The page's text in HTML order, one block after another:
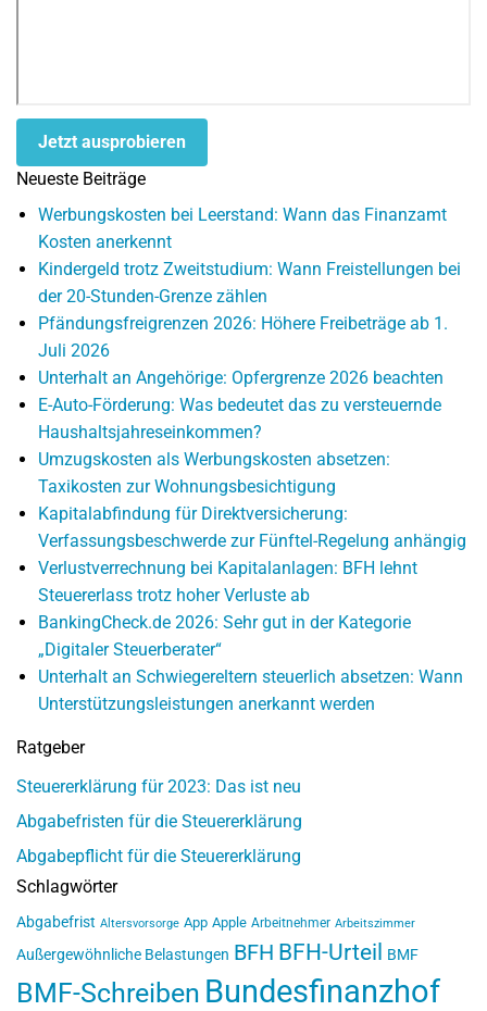
Jetzt ausprobieren
Neueste Beiträge
Werbungskosten bei Leerstand: Wann das Finanzamt
Kosten anerkennt
Kindergeld trotz Zweitstudium: Wann Freistellungen bei
der 20-Stunden-Grenze zählen
Pfändungsfreigrenzen 2026: Höhere Freibeträge ab 1.
Juli 2026
Unterhalt an Angehörige: Opfergrenze 2026 beachten
E-Auto-Förderung: Was bedeutet das zu versteuernde
Haushaltsjahreseinkommen?
Umzugskosten als Werbungskosten absetzen:
Taxikosten zur Wohnungsbesichtigung
Kapitalabfindung für Direktversicherung:
Verfassungsbeschwerde zur Fünftel-Regelung anhängig
Verlustverrechnung bei Kapitalanlagen: BFH lehnt
Steuererlass trotz hoher Verluste ab
BankingCheck.de 2026: Sehr gut in der Kategorie
„Digitaler Steuerberater“
Unterhalt an Schwiegereltern steuerlich absetzen: Wann
Unterstützungsleistungen anerkannt werden
Ratgeber
Steuererklärung für 2023: Das ist neu
Abgabefristen für die Steuererklärung
Abgabepflicht für die Steuererklärung
Schlagwörter
Abgabefrist Altersvorsorge App Apple Arbeitnehmer Arbeitszimmer
Außergewöhnliche Belastungen BFH BFH-Urteil BMF
BMF-Schreiben Bundesfinanzhof